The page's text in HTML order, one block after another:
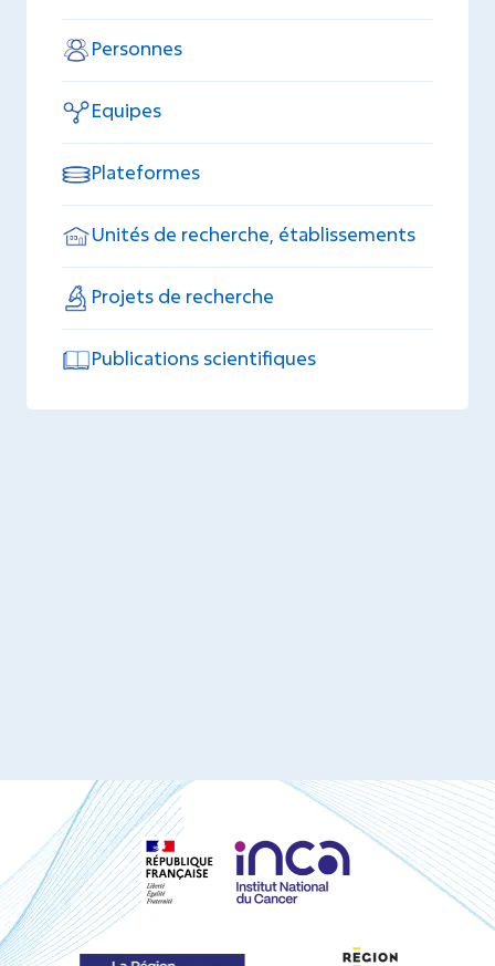
Personnes
Equipes
Plateformes
Unités de recherche, établissements
Projets de recherche
Publications scientifiques